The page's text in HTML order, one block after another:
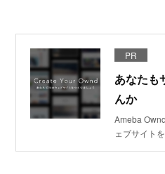
PR
あなたも
んか
Ameba
ェブサイト